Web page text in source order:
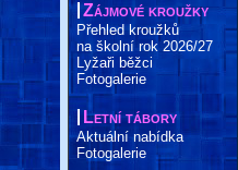
Zájmové kroužky
Přehled kroužků
na školní rok 2026/27
Lyžaři běžci
Fotogalerie
Letní tábory
Aktuální nabídka
Fotogalerie